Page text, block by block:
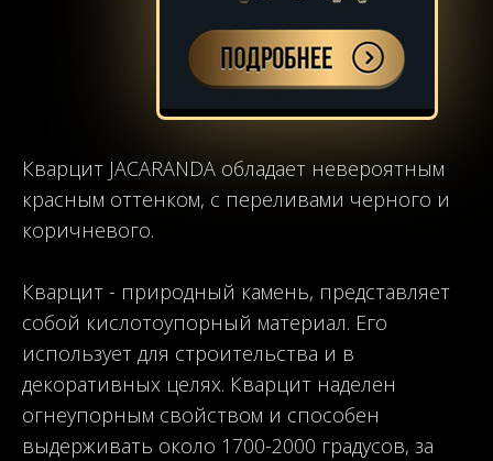
Кварцит JACARANDA обладает невероятным
красным оттенком, с переливами черного и
коричневого.
Кварцит - природный камень, представляет
собой кислотоупорный материал. Его
использует для строительства и в
декоративных целях. Кварцит наделен
огнеупорным свойством и способен
выдерживать около 1700-2000 градусов, за